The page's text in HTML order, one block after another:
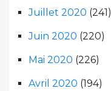
Juillet 2020 (241)
Juin 2020 (220)
Mai 2020 (226)
Avril 2020 (194)